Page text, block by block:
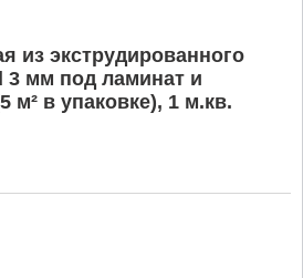
из экструдированного
3 мм под ламинат и
м² в упаковке), 1 м.кв.